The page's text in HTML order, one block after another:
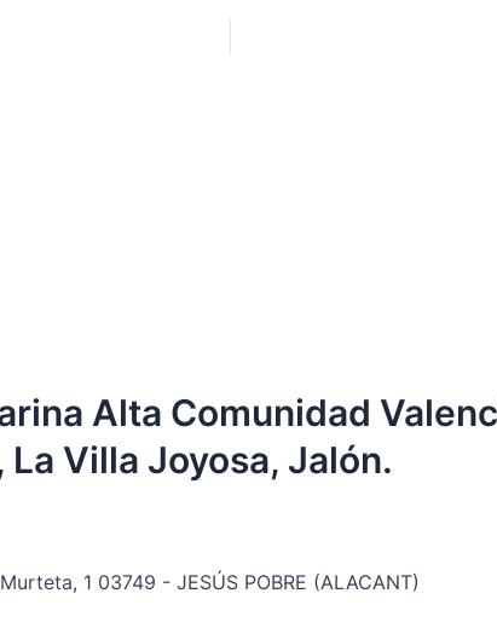
Alta Comunidad
Villa Joyosa, Jalón.
1 03749 - JESÚS POBRE (ALACANT)